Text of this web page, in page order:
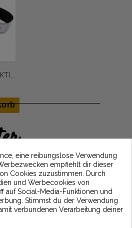
auf Ihre erste
Sie sich anmelden und
Vintage Motors-
bleiben
à notre newsletter, vous reconnaissez avoir pris
eine reibungslose Verwendung
empfiehlt dir dieser
Cookies zuzustimmen. Durch
und Werbecookies von
auf Social-Media-Funktionen und
Stimmst du der Verwendung
verbundenen Verarbeitung deiner